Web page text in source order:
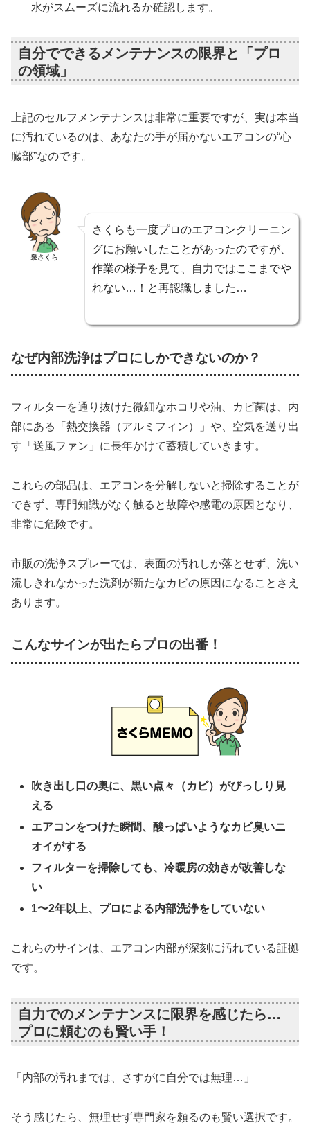
水がスムーズに流れるか確認します。
自分でできるメンテナンスの限界と「プロ
の領域」
上記のセルフメンテナンスは非常に重要ですが、実は本当
に汚れているのは、あなたの手が届かないエアコンの“心
臓部”なのです。
泉さくら
さくらも一度プロのエアコンクリーニン
グにお願いしたことがあったのですが、
作業の様子を見て、自力ではここまでや
れない…！と再認識しました…
なぜ内部洗浄はプロにしかできないのか？
フィルターを通り抜けた微細なホコリや油、カビ菌は、内
部にある「熱交換器（アルミフィン）」や、空気を送り出
す「送風ファン」に長年かけて蓄積していきます。
これらの部品は、エアコンを分解しないと掃除することが
できず、専門知識がなく触ると故障や感電の原因となり、
非常に危険です。
市販の洗浄スプレーでは、表面の汚れしか落とせず、洗い
流しきれなかった洗剤が新たなカビの原因になることさえ
あります。
こんなサインが出たらプロの出番！
吹き出し口の奥に、黒い点々（カビ）がびっしり見
える
エアコンをつけた瞬間、酸っぱいようなカビ臭いニ
オイがする
フィルターを掃除しても、冷暖房の効きが改善しな
い
1〜2年以上、プロによる内部洗浄をしていない
これらのサインは、エアコン内部が深刻に汚れている証拠
です。
自力でのメンテナンスに限界を感じたら…
プロに頼むのも賢い手！
「内部の汚れまでは、さすがに自分では無理…」
そう感じたら、無理せず専門家を頼るのも賢い選択です。